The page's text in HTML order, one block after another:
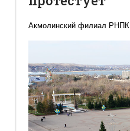
Акмолинский филиал РНПК